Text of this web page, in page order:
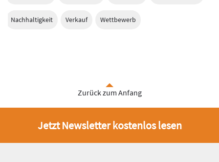
Nachhaltigkeit Verkauf Wettbewerb
Zurück zum Anfang
Jetzt Newsletter kostenlos lesen